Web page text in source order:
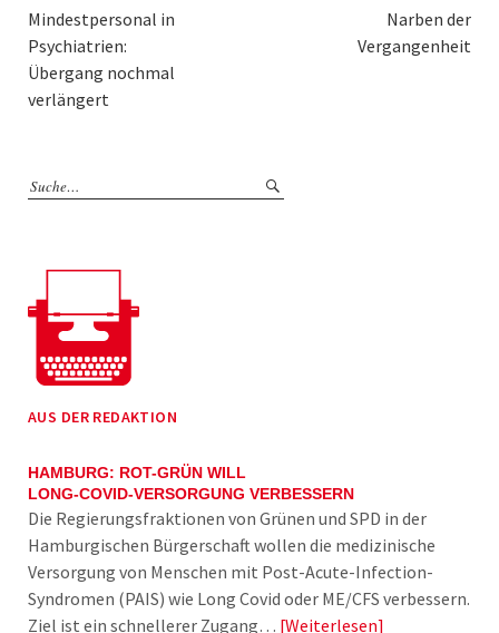
Mindestpersonal in
Psychiatrien:
Übergang nochmal
verlängert
Narben der
Vergangenheit
AUS DER REDAKTION
HAMBURG: ROT-GRÜN WILL
LONG-COVID-VERSORGUNG VERBESSERN
Die Regierungsfraktionen von Grünen und SPD in der
Hamburgischen Bürgerschaft wollen die medizinische
Versorgung von Menschen mit Post-Acute-Infection-
Syndromen (PAIS) wie Long Covid oder ME/CFS verbessern.
Ziel ist ein schnellerer Zugang… Weiterlesen